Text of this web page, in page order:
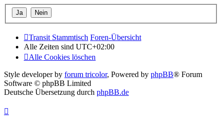
Transit Stammtisch Foren-Übersicht
Alle Zeiten sind UTC+02:00
Alle Cookies löschen
Style developer by forum tricolor, Powered by phpBB® Forum
Software © phpBB Limited
Deutsche Übersetzung durch phpBB.de